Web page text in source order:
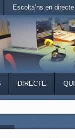
Escolta’ns en directe
DIRECTE
»